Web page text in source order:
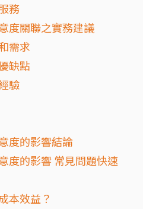
務
度關聯之實務建議
需求
缺點
驗
度的影響結論
度的影響 常見問題快速
本效益？